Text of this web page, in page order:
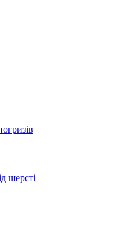
шерсті